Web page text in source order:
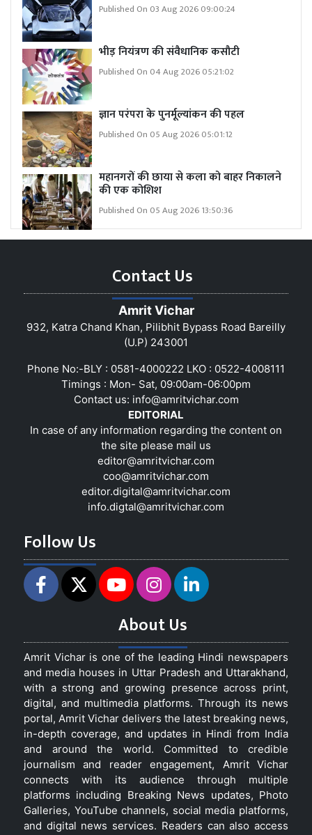
Published On 03 Aug 2026 09:00:24
भीड़ नियंत्रण की संवैधानिक कसौटी
Published On 04 Aug 2026 05:21:02
ज्ञान परंपरा के पुनर्मूल्यांकन की पहल
Published On 05 Aug 2026 05:01:12
महानगरों की छाया से कला को बाहर निकालने
की एक कोशिश
Published On 05 Aug 2026 13:50:36
Contact Us
Amrit Vichar
932, Katra Chand Khan, Pilibhit Bypass Road Bareilly
(U.P) 243001
Phone No:-BLY : 0581-4000222 LKO : 0522-4008111
Timings : Mon- Sat, 09:00am-06:00pm
Contact us: info@amritvichar.com
EDITORIAL
In case of any information regarding the content on
the site please mail us
editor@amritvichar.com
coo@amritvichar.com
editor.digital@amritvichar.com
info.digtal@amritvichar.com
Follow Us
About Us
Amrit Vichar is one of the leading Hindi newspapers
and media houses in Uttar Pradesh and Uttarakhand,
with a strong and growing presence across print,
digital, and multimedia platforms. Through its news
portal, Amrit Vichar delivers the latest breaking news,
in-depth coverage, and updates in Hindi from India
and around the world. Committed to credible
journalism and reader engagement, Amrit Vichar
connects with its audience through multiple
platforms including Breaking News updates, Photo
Galleries, YouTube channels, social media platforms,
and digital news services. Readers can also access